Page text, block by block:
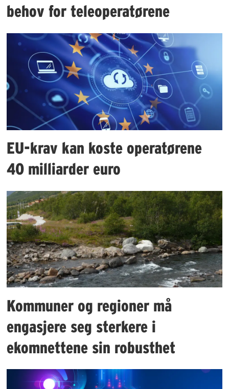
behov for teleoperatørene
EU-krav kan koste operatørene
40 milliarder euro
Kommuner og regioner må
engasjere seg sterkere i
ekomnettene sin robusthet